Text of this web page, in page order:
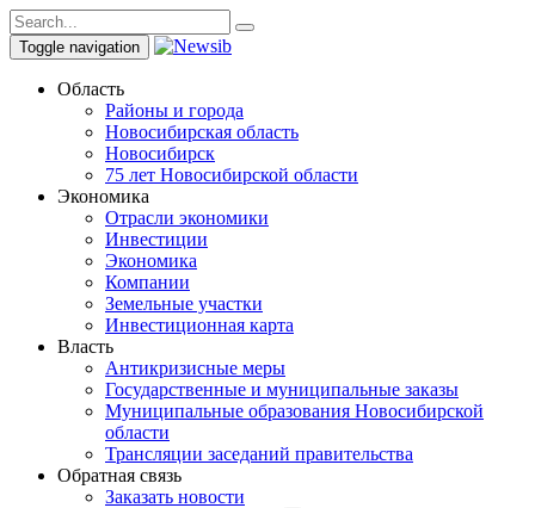
Toggle navigation
Область
Районы и города
Новосибирская область
Новосибирск
75 лет Новосибирской области
Экономика
Отрасли экономики
Инвестиции
Экономика
Компании
Земельные участки
Инвестиционная карта
Власть
Антикризисные меры
Государственные и муниципальные заказы
Муниципальные образования Новосибирской
области
Трансляции заседаний правительства
Обратная связь
Заказать новости